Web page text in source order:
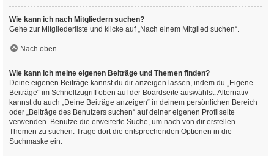
Wie kann ich nach Mitgliedern suchen?
Gehe zur Mitgliederliste und klicke auf „Nach einem Mitglied suchen“.
Nach oben
Wie kann ich meine eigenen Beiträge und Themen finden?
Deine eigenen Beiträge kannst du dir anzeigen lassen, indem du „Eigene
Beiträge“ im Schnellzugriff oben auf der Boardseite auswählst. Alternativ
kannst du auch „Deine Beiträge anzeigen“ in deinem persönlichen Bereich
oder „Beiträge des Benutzers suchen“ auf deiner eigenen Profilseite
verwenden. Benutze die erweiterte Suche, um nach von dir erstellen
Themen zu suchen. Trage dort die entsprechenden Optionen in die
Suchmaske ein.